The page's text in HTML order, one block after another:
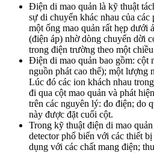
Điện di mao quản là kỹ thuật
sự di chuyển khác nhau của
một ống mao quản rất hẹp dưới
(điện áp) nhờ dòng chuyển dời
trong điện trường theo một
Điện di mao quản bao gồm: cột
nguồn phát cao thế); một lượng
Lúc đó các ion khách nhau
đi qua cột mao quản và phát
trên các nguyên lý: đo điện; do
này được đặt cuối cột.
Trong kỹ thuật điện di mao
detector phổ biến với các thiết
dụng với các chất mang điện;